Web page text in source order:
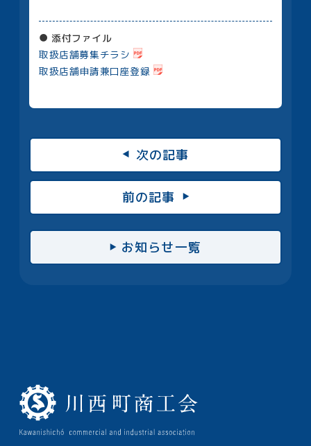
添付ファイル
取扱店舗募集チラシ
取扱店舗申請兼口座登録
次の記事
お知らせ一覧
前の記事